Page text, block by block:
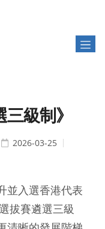
級制》
2026-03-25
並入選香港代表
拔賽遴選三級